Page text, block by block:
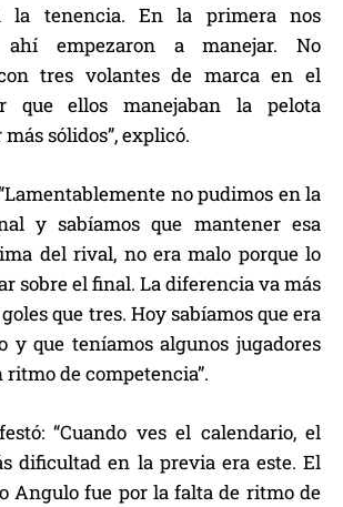
la tenencia. En la primera nos
empezaron a manejar. No
tres volantes de marca en el
que ellos manejaban la pelota
sólidos”, explicó.
no pudimos en la
y sabíamos que mantener esa
del rival, no era malo porque lo
sobre el final. La diferencia va más
que tres. Hoy sabíamos que era
y que teníamos algunos jugadores
ritmo de competencia”.
“Cuando ves el calendario, el
dificultad en la previa era este. El
Angulo fue por la falta de ritmo de